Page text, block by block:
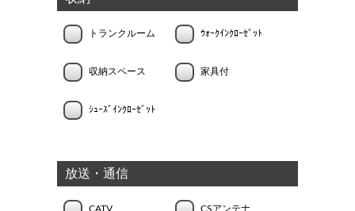
トランクルーム ｳｫｰｸｲﾝｸﾛｰｾﾞｯﾄ
収納スペース 家具付
ｼｭｰｽﾞｲﾝｸﾛｰｾﾞｯﾄ
放送・通信
CATV CSアンテナ